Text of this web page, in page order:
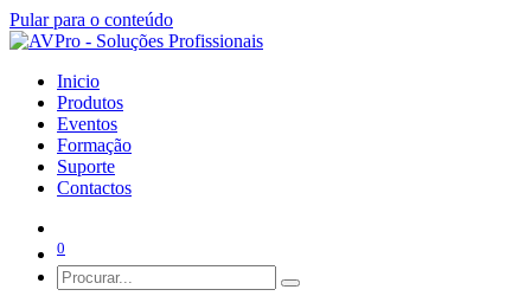
Pular para o conteúdo
Inicio
Produtos
Eventos
Formação
Suporte
Contactos
0